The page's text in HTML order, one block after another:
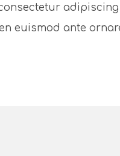
euismod ante